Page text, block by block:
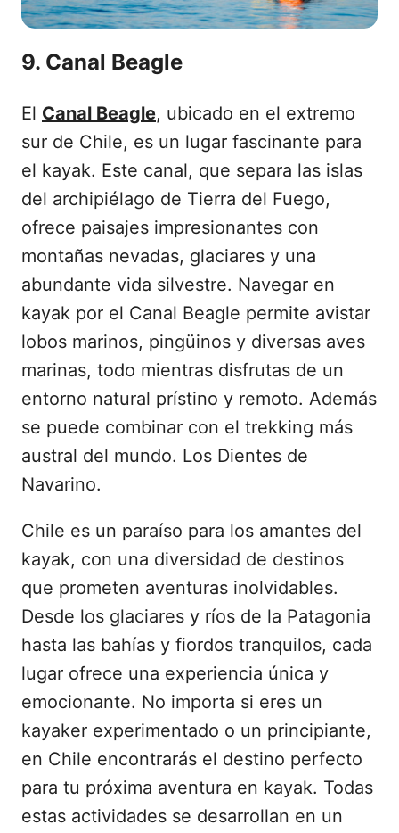
9. Canal Beagle
El Canal Beagle, ubicado en el extremo
sur de Chile, es un lugar fascinante para
el kayak. Este canal, que separa las islas
del archipiélago de Tierra del Fuego,
ofrece paisajes impresionantes con
montañas nevadas, glaciares y una
abundante vida silvestre. Navegar en
kayak por el Canal Beagle permite avistar
lobos marinos, pingüinos y diversas aves
marinas, todo mientras disfrutas de un
entorno natural prístino y remoto. Además
se puede combinar con el trekking más
austral del mundo. Los Dientes de
Navarino.
Chile es un paraíso para los amantes del
kayak, con una diversidad de destinos
que prometen aventuras inolvidables.
Desde los glaciares y ríos de la Patagonia
hasta las bahías y fiordos tranquilos, cada
lugar ofrece una experiencia única y
emocionante. No importa si eres un
kayaker experimentado o un principiante,
en Chile encontrarás el destino perfecto
para tu próxima aventura en kayak. Todas
estas actividades se desarrollan en un